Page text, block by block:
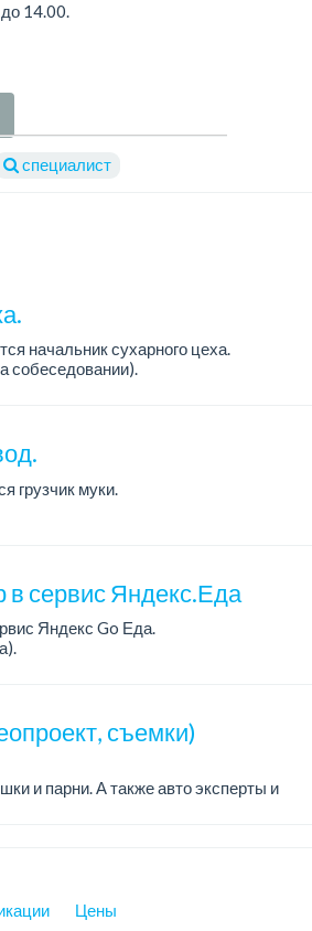
14.00.
специалист
начальник сухарного цеха.
собеседовании).
грузчик муки.
в сервис Яндекс.Еда
Яндекс Go Еда.
съемки)
и парни. А также авто эксперты и
Цены